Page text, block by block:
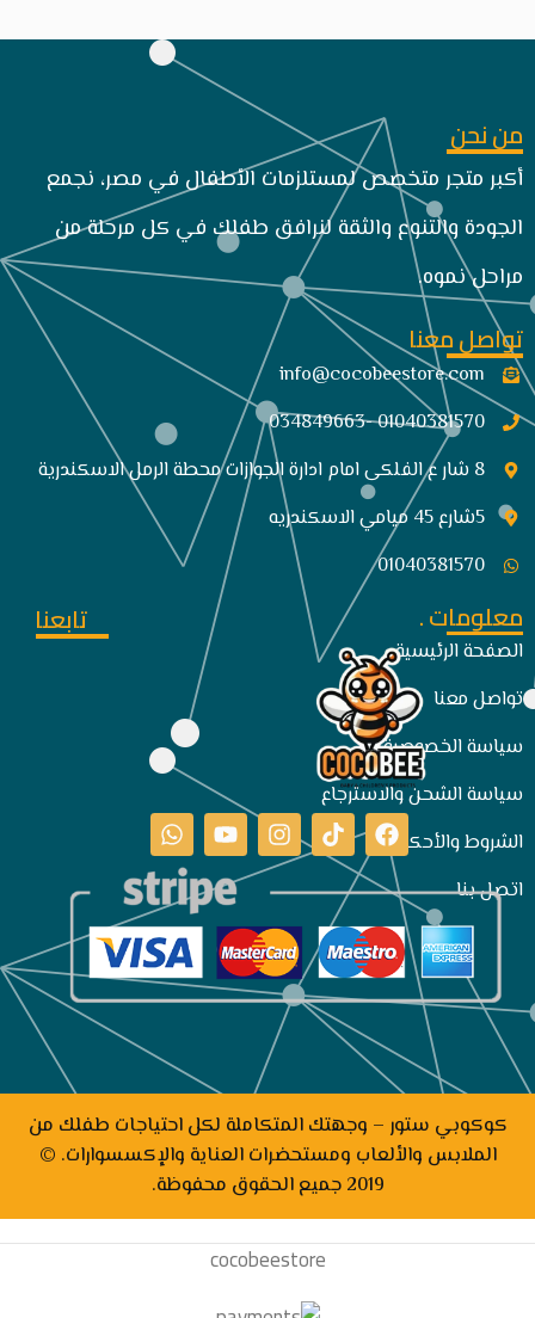
من نحن
أكبر متجر متخصص لمستلزمات الأطفال في مصر، نجمع
الجودة والتنوع والثقة لنرافق طفلك في كل مرحلة من
مراحل نموه.
تواصل معنا
info@cocobeestore.com​
01040381570 -034849663
8 شار ع الفلكى امام ادارة الجوازات محطة الرمل الاسكندرية
5شارع 45 ميامي الاسكندريه
01040381570
معلومات .
الصفحة الرئيسية
تواصل معنا
سياسة الخصوصية
سياسة الشحن والاسترجاع
الشروط والأحكام
اتصل بنا
تابعنا
كوكوبي ستور – وجهتك المتكاملة لكل احتياجات طفلك من
الملابس والألعاب ومستحضرات العناية والإكسسوارات. ©
2019 جميع الحقوق محفوظة.
cocobeestore